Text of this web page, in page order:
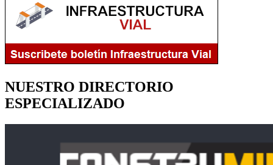
NUESTRO DIRECTORIO
ESPECIALIZADO